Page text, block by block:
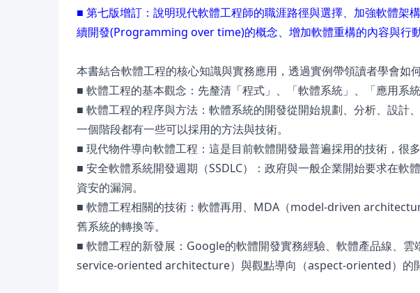
■ 第七版增訂：說明現代軟體工程師的職涯路徑與選擇、加強軟體
續開發(Programming over time)的概念、增加軟體重構的內容與行
本書結合軟體工程的核心知識與實務應用，透過實例帶領讀者學會如
■ 軟體工程的基本觀念：先釐清「程式」、「軟體系統」、「應用系
■ 軟體工程的程序與方法：軟體系統的開發從開始規劃、分析、設計
一個階段都有一些可以採用的方法與技術。
■ 現代物件導向軟體工程：這是目前軟體開發最普遍採用的技術，很
■ 安全軟體系統開發週期（SSDLC）：政府與一般企業開始要求在
資安的漏洞。
■ 軟體工程相關的技術：軟體再用、MDA（model-driven
舊系統的轉換等。
■ 軟體工程的新發展：Google的軟體開發實務經驗、軟體產品線、雲
service-oriented architecture）與觀點導向（aspect-oriented）的開